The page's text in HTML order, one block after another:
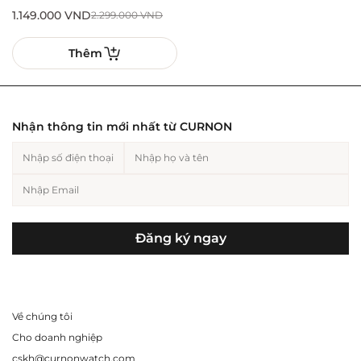
2.299.000VND
1.149.000 VND
Thêm
Về chúng tôi
Cho doanh nghiệp
cskh@curnonwatch.com
Nhận thông tin mới nhất từ CURNON
Đăng ký ngay